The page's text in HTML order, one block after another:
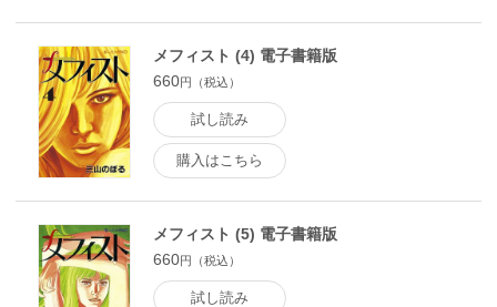
メフィスト (4) 電子書籍版
660円（税込）
試し読み
購入はこちら
メフィスト (5) 電子書籍版
660円（税込）
試し読み